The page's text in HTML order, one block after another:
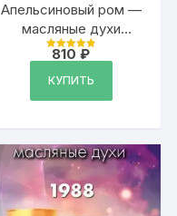
Апельсиновый ром —
масляные духи
Аурасо
Оценка
из 5
810₽
КУПИТЬ